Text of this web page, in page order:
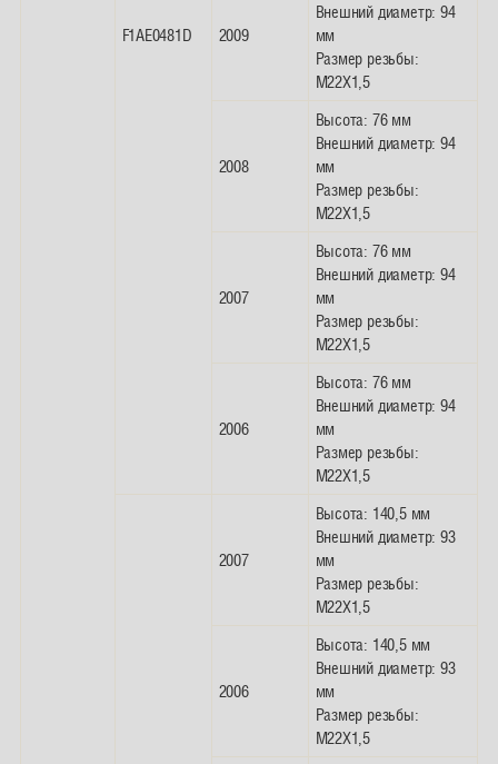
F1AE0481D 2009
Внешний диаметр: 94
мм
Размер резьбы:
M22X1,5
2008
Высота: 76 мм
Внешний диаметр: 94
мм
Размер резьбы:
M22X1,5
2007
Высота: 76 мм
Внешний диаметр: 94
мм
Размер резьбы:
M22X1,5
2006
Высота: 76 мм
Внешний диаметр: 94
мм
Размер резьбы:
M22X1,5
2007
Высота: 140,5 мм
Внешний диаметр: 93
мм
Размер резьбы:
M22X1,5
2006
Высота: 140,5 мм
Внешний диаметр: 93
мм
Размер резьбы:
M22X1,5